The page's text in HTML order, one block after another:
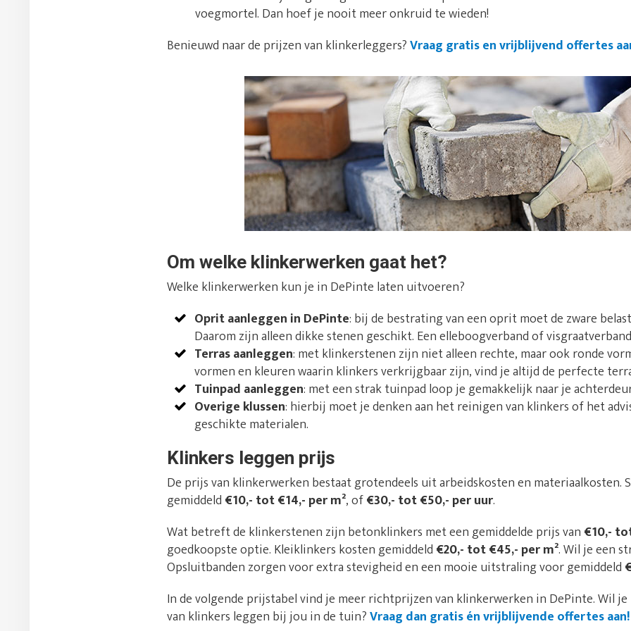
voegmortel. Dan hoef je nooit meer onkruid te wieden!
Benieuwd naar de prijzen van klinkerleggers?Vraag gratis en vrijblijvend offertes
Om welke klinkerwerken gaat het?
Welke klinkerwerken kun je in DePinte laten uitvoeren?
Oprit aanleggen in DePinte: bij de bestrating van een oprit moet de zware
Daarom zijn alleen dikke stenen geschikt. Een elleboogverband of
Terras aanleggen: met klinkerstenen zijn niet alleen rechte, maar ook ronde
vormen en kleuren waarin klinkers verkrijgbaar zijn, vind je altijd de perfecte
Tuinpad aanleggen: met een strak tuinpad loop je gemakkelijk naar je
Overige klussen: hierbij moet je denken aan het reinigen van klinkers of het
geschikte materialen.
Klinkers leggen prijs
De prijs van klinkerwerken bestaat grotendeels uit arbeidskosten en materiaalkosten.
gemiddeld €10,- tot €14,- per m², of€30,- tot €50,- per uur.
Wat betreft de klinkerstenen zijn betonklinkers met een gemiddelde prijs van €10,-
goedkoopste optie. Kleiklinkers kosten gemiddeld €20,- tot €45,- per m². Wil je een
Opsluitbanden zorgen voor extra stevigheid en een mooie uitstraling voor gemiddeld
In de volgende prijstabel vind je meer richtprijzen van klinkerwerken in DePinte. Wil
van klinkers leggen bij jou in de tuin?Vraag dan gratis én vrijblijvende offertes aan!